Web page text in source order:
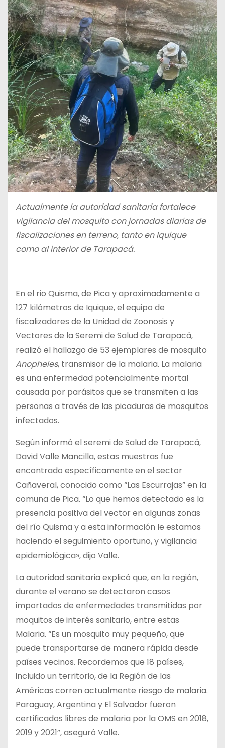
Actualmente la autoridad sanitaria fortalece
vigilancia del mosquito con jornadas diarias de
fiscalizaciones en terreno, tanto en Iquique
como al interior de Tarapacá.
En el rio Quisma, de Pica y aproximadamente a
127 kilómetros de Iquique, el equipo de
fiscalizadores de la Unidad de Zoonosis y
Vectores de la Seremi de Salud de Tarapacá,
realizó el hallazgo de 53 ejemplares de mosquito
Anopheles, transmisor de la malaria. La malaria
es una enfermedad potencialmente mortal
causada por parásitos que se transmiten a las
personas a través de las picaduras de mosquitos
infectados.
Según informó el seremi de Salud de Tarapacá,
David Valle Mancilla, estas muestras fue
encontrado específicamente en el sector
Cañaveral, conocido como “Las Escurrajas” en la
comuna de Pica. “Lo que hemos detectado es la
presencia positiva del vector en algunas zonas
del río Quisma y a esta información le estamos
haciendo el seguimiento oportuno, y vigilancia
epidemiológica», dijo Valle.
La autoridad sanitaria explicó que, en la región,
durante el verano se detectaron casos
importados de enfermedades transmitidas por
moquitos de interés sanitario, entre estas
Malaria. “Es un mosquito muy pequeño, que
puede transportarse de manera rápida desde
países vecinos. Recordemos que 18 países,
incluido un territorio, de la Región de las
Américas corren actualmente riesgo de malaria.
Paraguay, Argentina y El Salvador fueron
certificados libres de malaria por la OMS en 2018,
2019 y 2021”, aseguró Valle.